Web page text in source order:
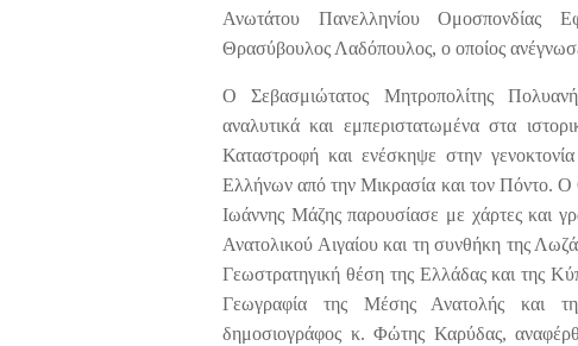
Ανωτάτου Πανελληνίου Ομοσπονδίας
Θρασύβουλος Λαδόπουλος, ο οποίος
Ο Σεβασμιώτατος Μητροπολίτης
αναλυτικά και εμπεριστατωμένα στα
Καταστροφή και ενέσκηψε στην
Ελλήνων από την Μικρασία και τον Πόντο.
Ιωάννης Μάζης παρουσίασε με χάρτες και
Ανατολικού Αιγαίου και τη συνθήκη της
Γεωστρατηγική θέση της Ελλάδας και της
Γεωγραφία της Μέσης Ανατολής και
δημοσιογράφος κ. Φώτης Καρύδας,